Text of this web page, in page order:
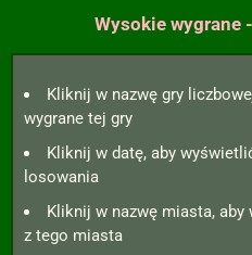
Wysokie wygrane
Kliknij w nazwę gry
wygrane tej gry
Kliknij w datę, aby
losowania
Kliknij w nazwę miasta,
z tego miasta